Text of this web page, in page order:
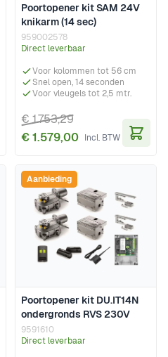
Poortopener kit SAM 24V
knikarm (14 sec)
959002578
Direct leverbaar
Voor kolommen tot 56 cm
Snel open, 14 seconden
Voor vleugels tot 2,5 mtr.
€ 1.579,00
€ 1.753,29
Poortopener kit DU.IT14N
ondergronds RVS 230V
9591610
Direct leverbaar
Aanbieding